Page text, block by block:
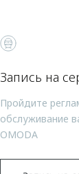
Запись на
Пройдите
обслуживание
OMODA